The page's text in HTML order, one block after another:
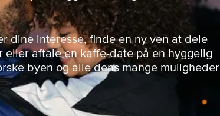
dine interesse, finde en ny ven at dele
aftale en kaffe-date på en hyggelig
byen og alle dens mange muligheder